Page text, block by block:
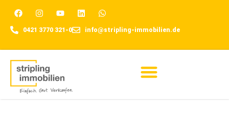
0421 3770 321-0 info@stripling-immobilien.de